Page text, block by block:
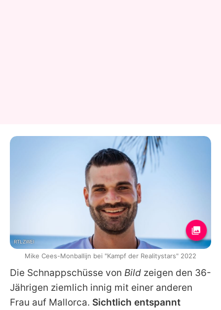
Die Schnappschüsse von Bild zeigen den 36-
Jährigen ziemlich innig mit einer anderen
Frau auf Mallorca. Sichtlich entspannt
RTLZWEI
Mike Cees-Monballijn bei "Kampf der Realitystars" 2022